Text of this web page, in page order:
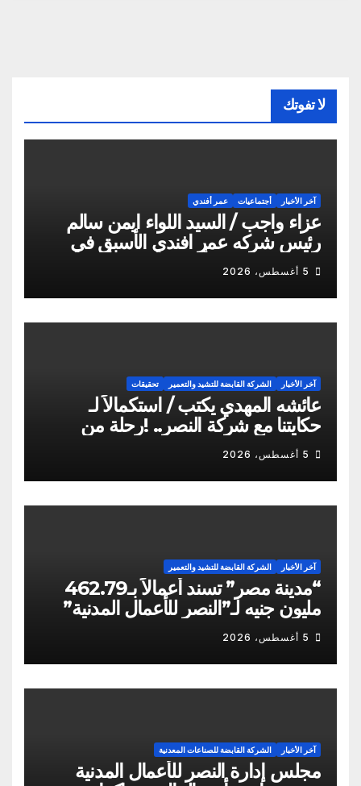
لا تفوتك
آخر الأخبار أجتماعيات عمر أفندي
عزاء واجب / السيد اللواء ايمن سالم
رئيس شركه عمر افندي الأسبق في
وفاه المغفور له أخو سيادته م أيمن
سالم
5 أغسطس، 2026
آخر الأخبار الشركة القابضة للتشيد والتعمير تحقيقات
عائشه المهدي يكتب / استكمالاً لـ
حكايتنا مع شركة النصر.. !رحلة من
الشكاوى ومزيد من التعنت المستمر.. و
لجوء للقابضة إلى صدمة الكواليس!
5 أغسطس، 2026
آخر الأخبار الشركة القابضة للتشيد والتعمير
“مدينة مصر” تسند أعمالاً بـ462.79
مليون جنيه لـ”النصر للأعمال المدنية”
5 أغسطس، 2026
آخر الأخبار الشركة القابضة للصناعات المعدنية
مجلس إدارة النصر للأعمال المدنية